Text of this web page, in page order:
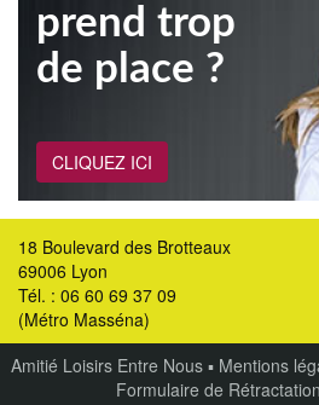
prend trop
de place ?
CLIQUEZ ICI
18 Boulevard des Brotteaux
69006 Lyon
Tél. : 06 60 69 37 09
(Métro Masséna)
Amitié Loisirs Entre Nous▪ Mentions
Formulaire de Rétractation